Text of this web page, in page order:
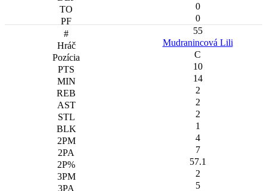
0
0
55
Mudranincová Lili
C
10
14
2
2
2
1
4
7
57.1
2
5